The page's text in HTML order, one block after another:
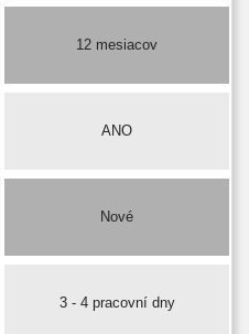
12 mesiacov
ANO
Nové
3 - 4 pracovní dny